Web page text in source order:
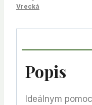
Vrecká
Popis
Ideálnym